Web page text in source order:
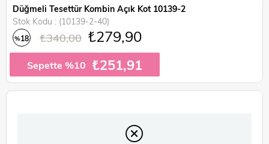
Düğmeli Tesettür Kombin Açık Kot 10139-2
Stok Kodu
(10139-2-40)
%18 ₺340,00 ₺279,90
Sepette %10 ₺251,91